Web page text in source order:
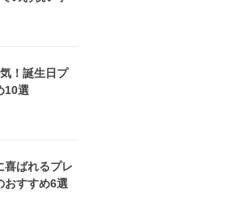
！誕生日プ
10選
喜ばれるプレ
おすすめ6選